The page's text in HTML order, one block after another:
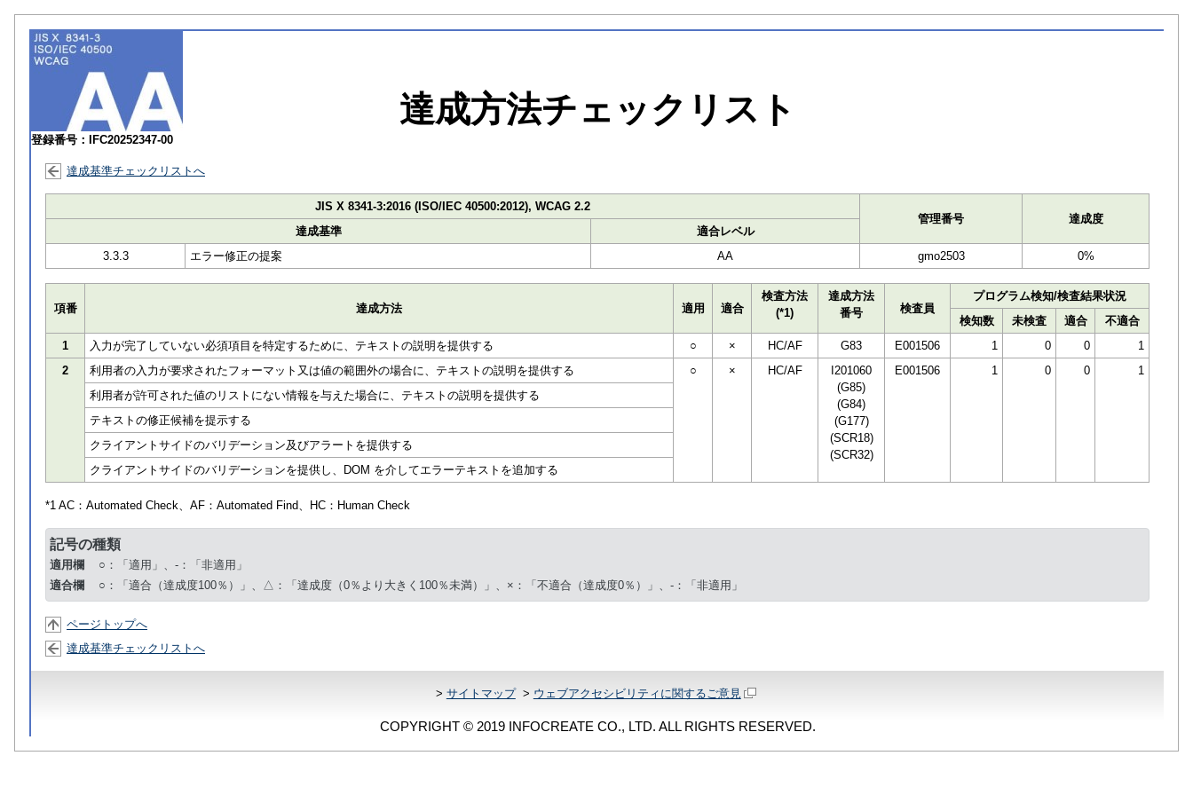
登録番号：IFC20252347-00
達成方法チェックリスト
達成基準チェックリストへ
JIS X 8341-3:2016 (ISO/IEC 40500:2012), WCAG 2.2
管理番号
達成度
達成基準
適合レベル
3.3.3
エラー修正の提案 AA gmo2503 0%
項番 達成方法 適用 適合
検査方法
(*1)
達成方法
番号
検査員
プログラム検知/検査結果状況
検知数
未検査 適合
不適合
1
入力が完了していない必須項目を特定するために、テキストの説明を提供する ○ × HC/AF G83 E001506 1 0 0
1
2
利用者の入力が要求されたフォーマット又は値の範囲外の場合に、テキストの説明を提供する ○ × HC/AF
I201060
(G85)
(G84)
(G177)
(SCR18)
(SCR32)
E001506 1 0 0
1
利用者が許可された値のリストにない情報を与えた場合に、テキストの説明を提供する
テキストの修正候補を提示する
クライアントサイドのバリデーション及びアラートを提供する
クライアントサイドのバリデーションを提供し、DOM を介してエラーテキストを追加する
*1 AC： Automated Check、AF： Automated Find、HC： Human Check
記号の種類
適用欄
○：「適用」、-：「非適用」
適合欄
○：「適合（達成度100％）」、△：「達成度（0％より大きく100％未満）」、×：「不適合（達成度0％）」、-：「非適用」
ページトップへ
達成基準チェックリストへ
> サイトマップ> ウェブアクセシビリティに関するご意見
COPYRIGHT © 2019 INFOCREATE CO., LTD. ALL RIGHTS RESERVED.